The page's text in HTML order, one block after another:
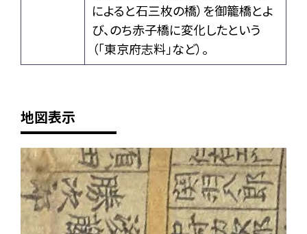
によると石三枚の橋）を御籠橋とよ
び、のち赤子橋に変化したという
（「東京府志料」など）。
地図表示
+
-